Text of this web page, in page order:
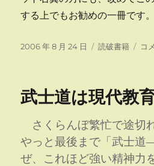
する上でもお勧めの一冊です。
投
2006 年 8 月 24 日
カ
ー
読破書籍
こ
「
思
に
コ
武士道は現代教
さくらんぼ繁忙で途切
やっと最後まで「武士道
ぜ、これほど強い精神力